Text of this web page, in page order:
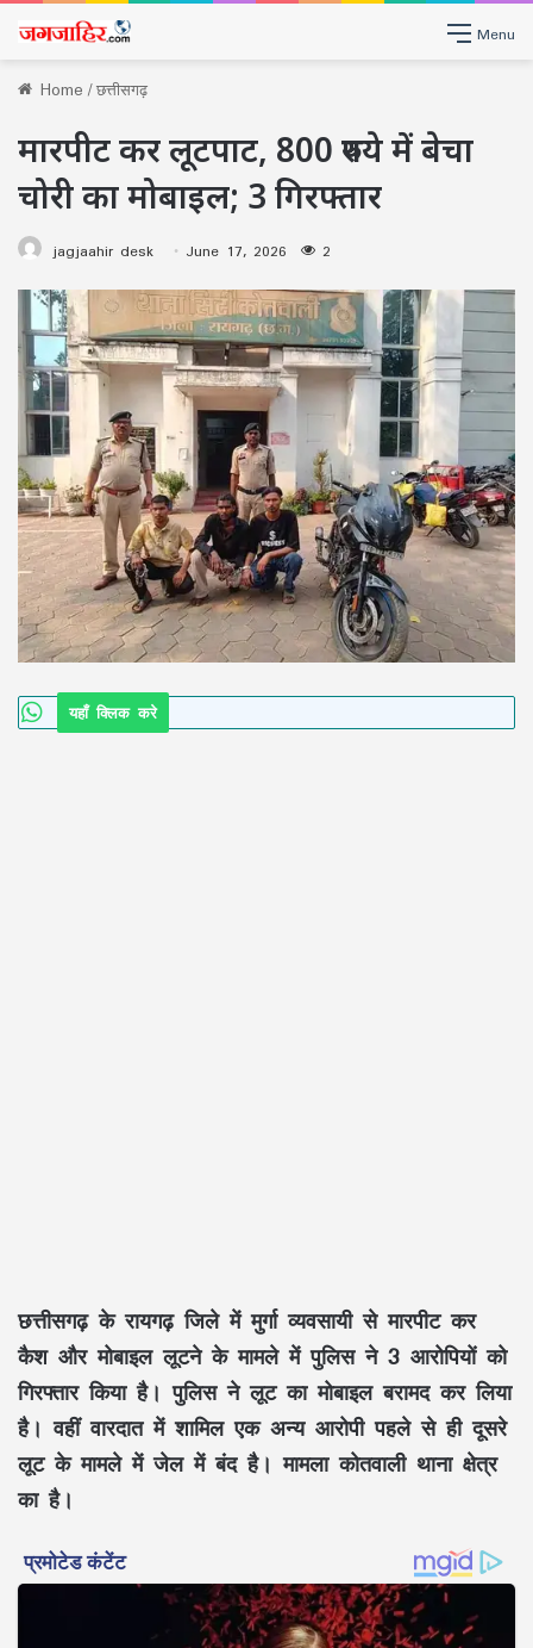
Menu
Home/छत्तीसगढ़
मारपीट कर लूटपाट, 800 रुपये में बेचा
चोरी का मोबाइल; 3 गिरफ्तार
jagjaahir desk June 17, 2026 2
यहाँ क्लिक करे
छत्तीसगढ़ के रायगढ़ जिले में मुर्गा व्यवसायी से मारपीट कर
कैश और मोबाइल लूटने के मामले में पुलिस ने 3 आरोपियों को
गिरफ्तार किया है। पुलिस ने लूट का मोबाइल बरामद कर लिया
है। वहीं वारदात में शामिल एक अन्य आरोपी पहले से ही दूसरे
लूट के मामले में जेल में बंद है। मामला कोतवाली थाना क्षेत्र
का है।